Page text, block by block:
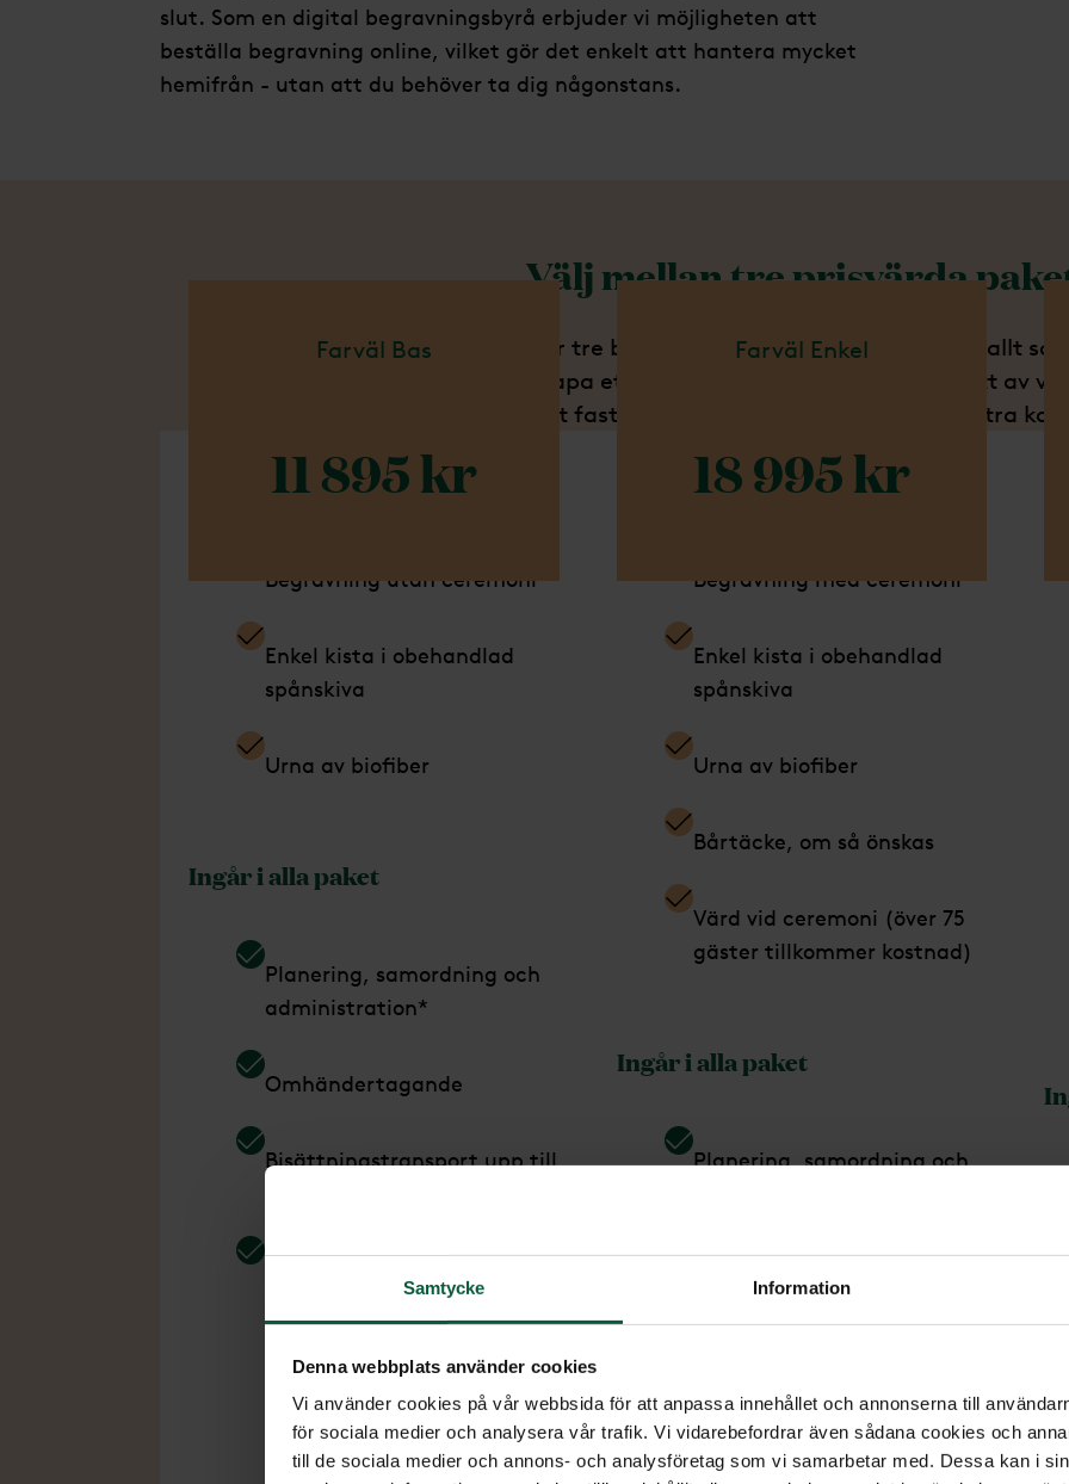
Samtycke Information
Denna webbplats använder cookies
Vi använder cookies på vår webbsida för att anpassa innehållet och annonserna till
för sociala medier och analysera vår trafik. Vi vidarebefordrar även sådana cookies och
till de sociala medier och annons- och analysföretag som vi samarbetar med. Dessa kan i
slut. Som en digital begravningsbyrå erbjuder vi möjligheten att
beställa begravning online, vilket gör det enkelt att hantera mycket
hemifrån - utan att du behöver ta dig någonstans.
Välj mellan tre prisvärda
Vi erbjuder tre begravningspaket som innehåller allt som
för att skapa ett värdigt avsked. När du väljer ett av
får du ett fast pris utan några överraskande extra
Farväl Bas
11 895 kr
Ingår i detta paket
Begravning utan ceremoni
Enkel kista i obehandlad
spånskiva
Urna av biofiber
Ingår i alla paket
Planering, samordning och
administration*
Omhändertagande
Bisättningstransport upp till
Farväl Enkel
18 995 kr
Ingår i detta paket
Begravning med ceremoni
Enkel kista i obehandlad
spånskiva
Urna av biofiber
Bårtäcke, om så önskas
Värd vid ceremoni (över 75
gäster tillkommer kostnad)
Ingår i alla paket
Planering, samordning och
Bokning av gravsättning